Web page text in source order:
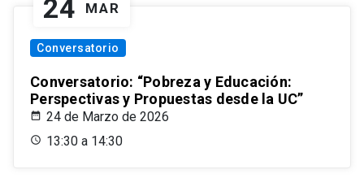
24 MAR
Conversatorio
Conversatorio: “Pobreza y Educación:
Perspectivas y Propuestas desde la UC”
24 de Marzo de 2026
13:30 a 14:30